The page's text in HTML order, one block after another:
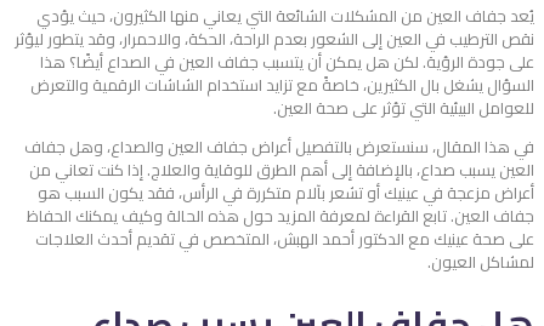
يُعد جفاف العين من المشكلات الشائعة التي يعاني منها الكثيرون، حيث يؤدي
نقص الترطيب في العين إلى الشعور بعدم الراحة، الحكة، والاحمرار، وقد يتطور ليؤثر
على جودة الرؤية. لكن هل يمكن أن يتسبب جفاف العين في الصداع أيضًا؟ هذا
السؤال يشغل بال الكثيرين، خاصةً مع تزايد استخدام الشاشات الرقمية والتعرض
للعوامل البيئية التي تؤثر على صحة العين.
في هذا المقال، سنستعرض بالتفصيل أعراض جفاف العين والصداع، وهل جفاف
العين يسبب صداع، بالإضافة إلى أهم الطرق للوقاية والعلاج. إذا كنت تعاني من
أعراض مزعجة في عينيك أو تشعر بآلام متكررة في الرأس، فقد يكون السبب هو
جفاف العين. تابع القراءة لمعرفة المزيد حول هذه الحالة وكيف يمكنك الحفاظ
على صحة عينيك مع الدكتور أحمد الهبش، المتخصص في تقديم أحدث العلاجات
لمشاكل العيون.